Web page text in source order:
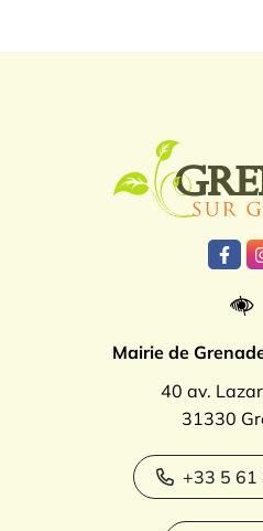
Lien
Mairie de
40 av.
31330
+33 5 61